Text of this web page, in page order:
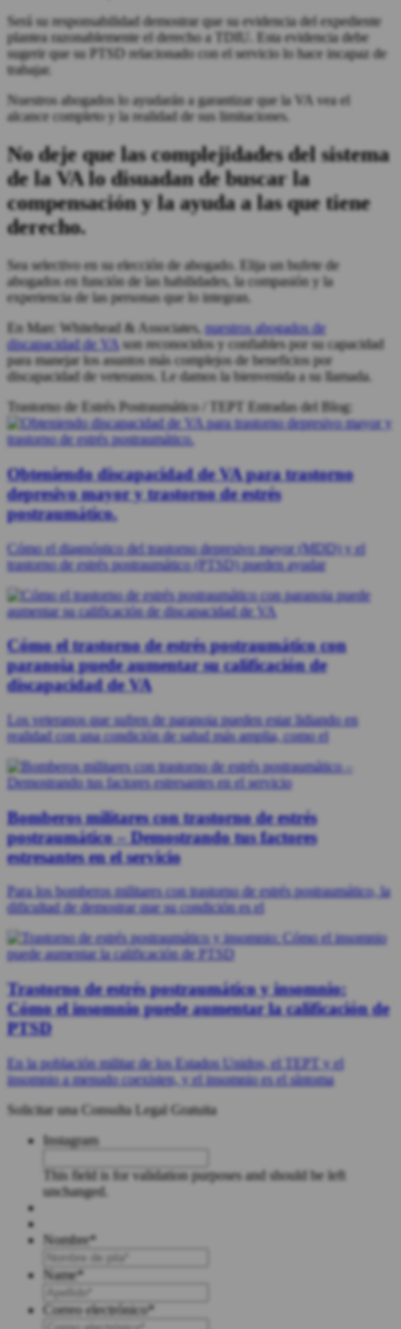
Será su responsabilidad demostrar que su evidencia del expediente
plantea razonablemente el derecho a TDIU. Esta evidencia debe
sugerir que su PTSD relacionado con el servicio lo hace incapaz de
trabajar.
Nuestros abogados lo ayudarán a garantizar que la VA vea el
alcance completo y la realidad de sus limitaciones.
No deje que las complejidades del sistema
de la VA lo disuadan de buscar la
compensación y la ayuda a las que tiene
derecho.
Sea selectivo en su elección de abogado. Elija un bufete de
abogados en función de las habilidades, la compasión y la
experiencia de las personas que lo integran.
En Marc Whitehead & Associates, nuestros abogados de
discapacidad de VAson reconocidos y confiables por su capacidad
para manejar los asuntos más complejos de beneficios por
discapacidad de veteranos. Le damos la bienvenida a su llamada.
Trastorno de Estrés Postraumático / TEPT Entradas del Blog:
Obteniendo discapacidad de VA para trastorno
depresivo mayor y trastorno de estrés
postraumático.
Cómo el diagnóstico del trastorno depresivo mayor (MDD) y el
trastorno de estrés postraumático (PTSD) pueden ayudar
Cómo el trastorno de estrés postraumático con
paranoia puede aumentar su calificación de
discapacidad de VA
Los veteranos que sufren de paranoia pueden estar lidiando en
realidad con una condición de salud más amplia, como el
Bomberos militares con trastorno de estrés
postraumático – Demostrando tus factores
estresantes en el servicio
Para los bomberos militares con trastorno de estrés postraumático, la
dificultad de demostrar que su condición es el
Trastorno de estrés postraumático y insomnio:
Cómo el insomnio puede aumentar la calificación de
PTSD
En la población militar de los Estados Unidos, el TEPT y el
insomnio a menudo coexisten, y el insomnio es el síntoma
Solicitar una Consulta Legal Gratuita
Instagram
This field is for validation purposes and should be left
unchanged.
Nombre*
Name*
Correo electrónico*